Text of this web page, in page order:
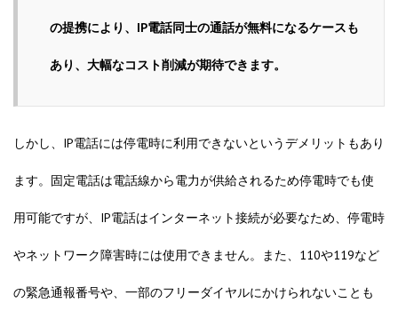
の提携により、IP電話同士の通話が無料になるケースも
あり、大幅なコスト削減が期待できます。
しかし、IP電話には停電時に利用できないというデメリットもあり
ます。固定電話は電話線から電力が供給されるため停電時でも使
用可能ですが、IP電話はインターネット接続が必要なため、停電時
やネットワーク障害時には使用できません。また、110や119など
の緊急通報番号や、一部のフリーダイヤルにかけられないことも